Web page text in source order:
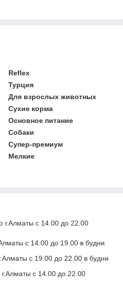
Reflex
Турция
Для взрослых животных
Сухие корма
Основное питание
Собаки
Супер-премиум
Мелкие
г.Алматы с 14.00 до 22.00
с 14.00 до 19.00 в будни
с 19.00 до 22.00 в будни
с 14.00 до 22.00